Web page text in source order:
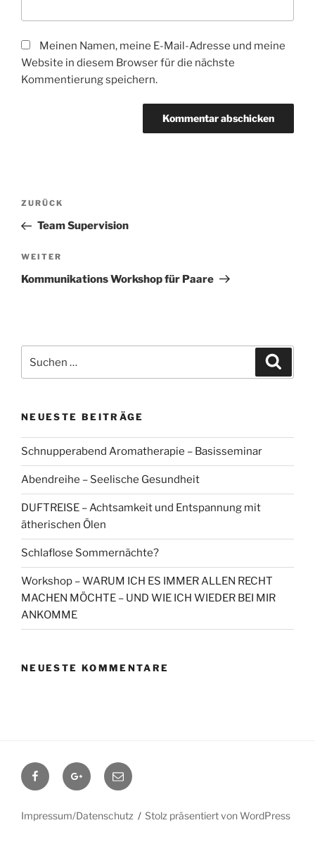
Meinen Namen, meine E-Mail-Adresse und meine
Website in diesem Browser für die nächste
Kommentierung speichern.
Beitragsnavigation
Vorheriger
Beitrag
ZURÜCK
Team Supervision
Nächster
Beitrag
WEITER
Kommunikations Workshop für Paare
nach:
NEUESTE BEITRÄGE
Schnupperabend Aromatherapie – Basisseminar
Abendreihe – Seelische Gesundheit
DUFTREISE – Achtsamkeit und Entspannung mit
ätherischen Ölen
Schlaflose Sommernächte?
Workshop – WARUM ICH ES IMMER ALLEN RECHT
MACHEN MÖCHTE – UND WIE ICH WIEDER BEI MIR
ANKOMME
NEUESTE KOMMENTARE
FacebookGoogle+Contact
me
Impressum/Datenschutz Stolz präsentiert von WordPress